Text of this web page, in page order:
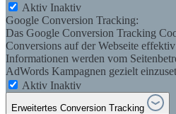
Aktiv Inaktiv
Google Conversion Tracking:
Das Google Conversion Tracking
Conversions auf der Webseite
Informationen werden vom
AdWords Kampagnen gezielt
Aktiv Inaktiv
Erweitertes Conversion Tracking